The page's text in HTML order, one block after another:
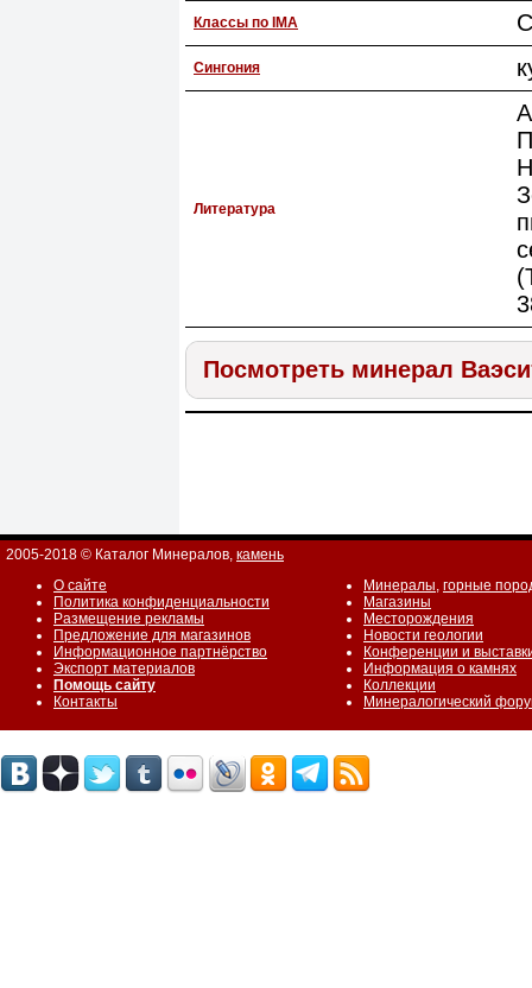
Классы по IMA
Сингония
Литература
Посмотреть минерал
2005-2018 © Каталог Минералов, камень
О сайте
Политика конфиденциальности
Размещение рекламы
Предложение для магазинов
Информационное партнёрство
Экспорт материалов
Помощь сайту
Контакты
Минералы, горные
Магазины
Месторождения
Новости геологии
Конференции и
Информация о камнях
Коллекции
Минералогический